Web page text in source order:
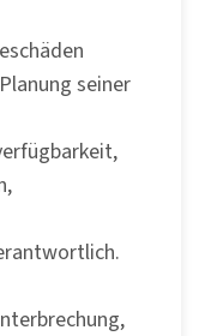
seiner